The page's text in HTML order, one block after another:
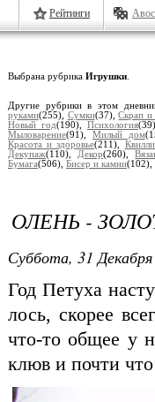
Рейтинги
Выбрана рубрика Игрушки
Другие рубрики в этом
руками(255), Сумки(37),Скрап и
Новый год(190), Психология
Мыловарение(91), Милый дом
Красота и здоровье(211),
Декупаж(110), Декор(260),
Бумага(506), Бисер и камни(102),
ОЛЕНЬ -
Суббота, 31
Год Петуха
лось, скорее
что-то общее у
клюв и почти